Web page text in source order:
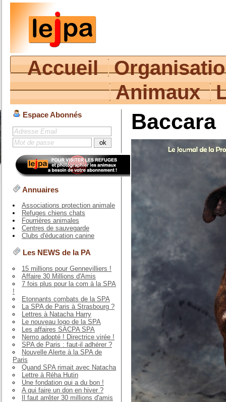
Accueil
Animaux
Espace Abonnés
Annuaires
Associations protection animale
Refuges chiens chats
Fourrières animales
Centres de sauvegarde
Clubs d'éducation canine
Les NEWS de la PA
15 millions pour Gennevilliers !
Affaire 30 Millions d'Amis
7 fois plus pour la com à la SPA
!
Etonnants combats de la SPA
La SPA de Paris à Strasbourg ?
Lettres à Natacha Harry
Le nouveau logo de la SPA
Les affaires SACPA SPA
Nemo adopté ! Directrice virée !
SPA de Paris : faut-il adhérer ?
Nouvelle Alerte à la SPA de
Paris
Quand SPA rimait avec Natacha
Lettre à Réha Hutin
Une fondation qui a du bon !
A qui faire un don en hiver ?
Il faut arrêter 30 millions d'amis
Baccara